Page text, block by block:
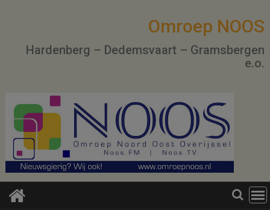
Omroep NOOS
Hardenberg – Dedemsvaart – Gramsbergen
e.o.